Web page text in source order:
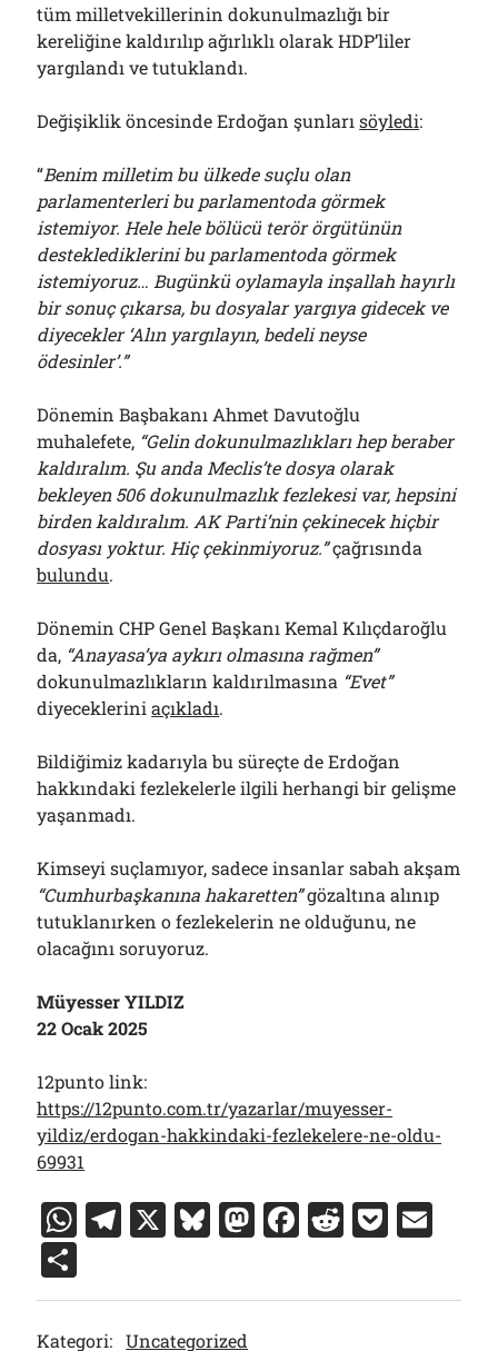
tüm milletvekillerinin dokunulmazlığı bir
kereliğine kaldırılıp ağırlıklı olarak HDP’liler
yargılandı ve tutuklandı.
Değişiklik öncesinde Erdoğan şunlarısöyledi:
“Benim milletim bu ülkede suçlu olan
parlamenterleri bu parlamentoda görmek
istemiyor. Hele hele bölücü terör örgütünün
desteklediklerini bu parlamentoda görmek
istemiyoruz… Bugünkü oylamayla inşallah hayırlı
bir sonuç çıkarsa, bu dosyalar yargıya gidecek ve
diyecekler ‘Alın yargılayın, bedeli neyse
ödesinler’.”
Dönemin Başbakanı Ahmet Davutoğlu
muhalefete, “Gelin dokunulmazlıkları hep beraber
kaldıralım. Şu anda Meclis’te dosya olarak
bekleyen 506 dokunulmazlık fezlekesi var, hepsini
birden kaldıralım. AK Parti’nin çekinecek hiçbir
dosyası yoktur. Hiç çekinmiyoruz.”çağrısında
bulundu.
Dönemin CHP Genel Başkanı Kemal Kılıçdaroğlu
da, “Anayasa’ya aykırı olmasına rağmen”
dokunulmazlıkların kaldırılmasına “Evet”
diyecekleriniaçıkladı.
Bildiğimiz kadarıyla bu süreçte de Erdoğan
hakkındaki fezlekelerle ilgili herhangi bir gelişme
yaşanmadı.
Kimseyi suçlamıyor, sadece insanlar sabah akşam
“Cumhurbaşkanına hakaretten”gözaltına alınıp
tutuklanırken o fezlekelerin ne olduğunu, ne
olacağını soruyoruz.
Müyesser YILDIZ
22 Ocak 2025
12punto link:
https://12punto.com.tr/yazarlar/muyesser-
yildiz/erdogan-hakkindaki-fezlekelere-ne-oldu-
69931
W
at
s
T
e
gr
X Bl
e
s
M
st
F
c
R
d
P
c ai
h
ar
Kategori: Uncategorized